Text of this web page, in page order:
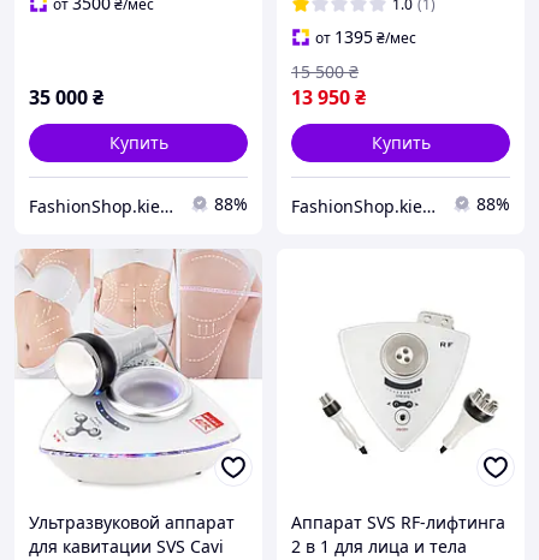
от ₴/мес
35 000₴
Купить
FashionShop.kiev.ua - Материалы для красоты 88%
1.0 (1)
от 1395₴/мес
13 950₴
15 500 ₴
Купить
FashionShop.kiev.ua - Материалы для красоты 88%
Ультразвуковой аппарат
для кавитации SVS Cavi
Аппарат SVS RF-лифтинга
2 в 1 для лица и тела